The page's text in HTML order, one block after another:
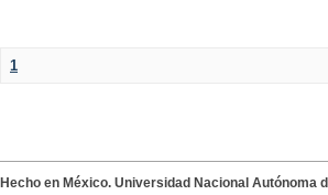
1
Hecho en México. Universidad Nacional